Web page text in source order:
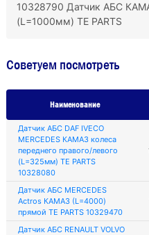
10328790 Датчик АБС
(L=1000мм) TE PARTS
Советуем посмотреть
Наименование
Датчик АБС DAF IVECO
MERCEDES КАМАЗ колеса
переднего правого/левого
(L=325мм) TE PARTS
10328080
Датчик АБС MERCEDES
Actros КАМАЗ (L=4000)
прямой TE PARTS 10329470
Датчик АБС RENAULT VOLVO